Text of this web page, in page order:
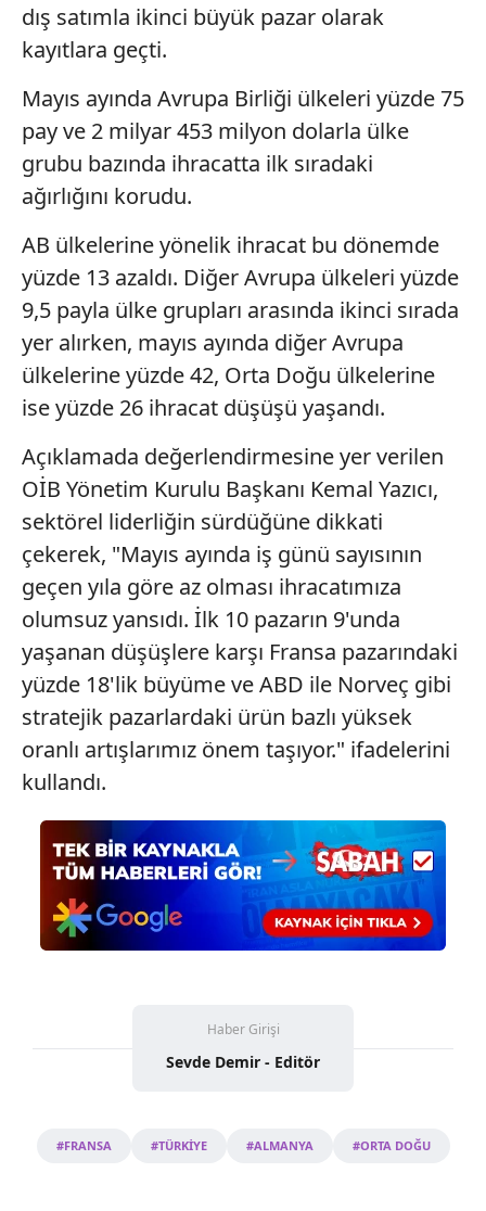
verileriniz işlenmekte olup gerekli olan çerezler bilgi
toplumu hizmetlerinin sunulması amacıyla
kullanılmaktadır. Diğer çerezler, sitemizin daha işlevsel
kılınması ve kişiselleştirilmesi ve sizlere yönelik
reklam/pazarlama faaliyetlerinin yapılması, amaçlarıyla
sınırlı olarak açık rızanız dahilinde kullanılacaktır.
Çerezlere ilişkin tercihlerinizi aşağıda yer alan panel
için Ayarlar butonuna tıklayabilir,Çerez Bilgilendirme
Metnimiziziyaret edebilirsiniz.
6698 sayılı Kişisel Verilerin Korunması Kanunu uyarınca
hazırlanmış Aydınlatma Metnimizi okumak ve sitemizde
ilgili mevzuata uygun olarak kullanılan çerezlerle ilgili bilgi
almak için lütfen tıklayınız .
dış satımla ikinci büyük pazar olarak
kayıtlara geçti.
Mayıs ayında Avrupa Birliği ülkeleri yüzde 75
pay ve 2 milyar 453 milyon dolarla ülke
grubu bazında ihracatta ilk sıradaki
ağırlığını korudu.
AB ülkelerine yönelik ihracat bu dönemde
yüzde 13 azaldı. Diğer Avrupa ülkeleri yüzde
9,5 payla ülke grupları arasında ikinci sırada
yer alırken, mayıs ayında diğer Avrupa
ülkelerine yüzde 42, Orta Doğu ülkelerine
ise yüzde 26 ihracat düşüşü yaşandı.
Açıklamada değerlendirmesine yer verilen
OİB Yönetim Kurulu Başkanı Kemal Yazıcı,
sektörel liderliğin sürdüğüne dikkati
çekerek, "Mayıs ayında iş günü sayısının
geçen yıla göre az olması ihracatımıza
olumsuz yansıdı. İlk 10 pazarın 9'unda
yaşanan düşüşlere karşı Fransa pazarındaki
yüzde 18'lik büyüme ve ABD ile Norveç gibi
stratejik pazarlardaki ürün bazlı yüksek
oranlı artışlarımız önem taşıyor." ifadelerini
kullandı.
Haber Girişi
Sevde Demir - Editör
#FRANSA #TÜRKİYE #ALMANYA #ORTA DOĞU